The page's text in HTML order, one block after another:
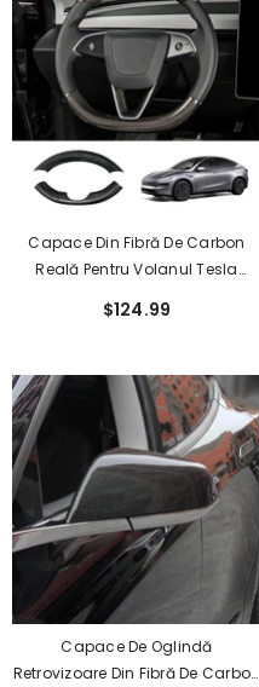
Capace Din Fibră De Carbon
Reală Pentru Volanul Tesla
$124.99
Capace De Oglindă
Retrovizoare Din Fibră De Carbon